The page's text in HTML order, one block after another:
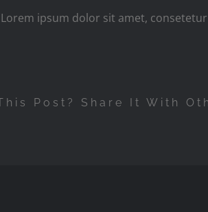
ipsum dolor sit amet,
Post? Share It With